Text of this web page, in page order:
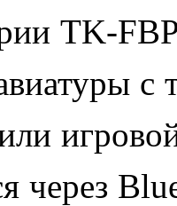
TK-
через